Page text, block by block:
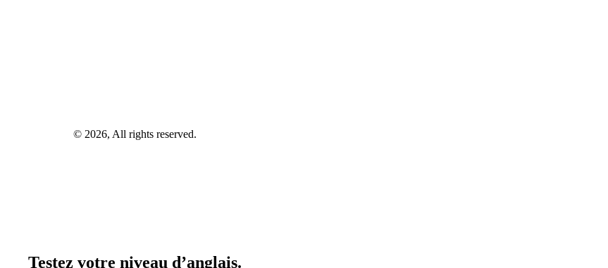
© 2026, All rights reserved.
Testez votre niveau d’anglais.